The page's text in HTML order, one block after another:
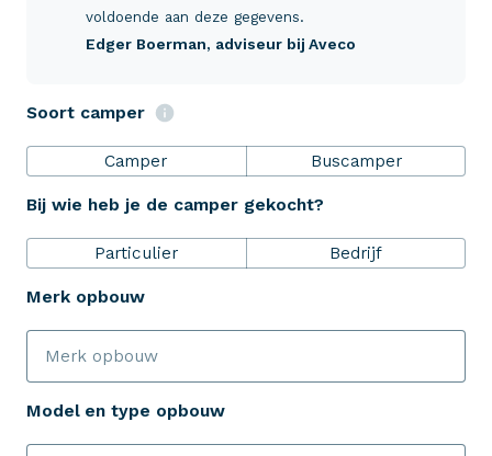
voldoende aan deze gegevens.
Edger Boerman, adviseur bij Aveco
Soort camper
Camper Buscamper
Bij wie heb je de camper gekocht?
Particulier Bedrijf
Merk opbouw
Model en type opbouw
ZekerheidsPakket
Over Aveco
Bereken je premie
Schade melden